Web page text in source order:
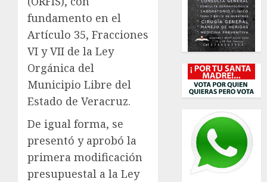
fundamento en el
Artículo 35, Fracciones
VI y VII de la Ley
Orgánica del
Municipio Libre del
Estado de Veracruz.
De igual forma, se
presentó y aprobó la
primera modificación
presupuestal a la Ley